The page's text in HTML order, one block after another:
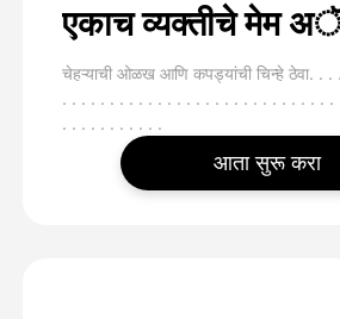
एकाच व्यक्तीचे मेम
चेहऱ्याची ओळख आणि कपड्यांची चिन्हे ठेवा. .
. . . . . . . . . . . . . . . . . . . . . . . . . . . . .
. . . . . . . . . . .
आता सुरू करा